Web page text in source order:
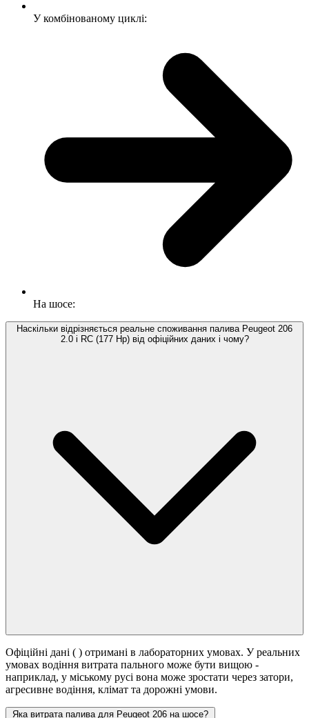
У комбінованому циклі:
На шосе:
Наскільки відрізняється реальне споживання палива Peugeot 206
2.0 i RC (177 Hp) від офіційних даних і чому?
Офіційні дані ( ) отримані в лабораторних умовах. У реальних
умовах водіння витрата пального може бути вищою -
наприклад, у міському русі вона може зростати через затори,
агресивне водіння, клімат та дорожні умови.
Яка витрата палива для Peugeot 206 на шосе?